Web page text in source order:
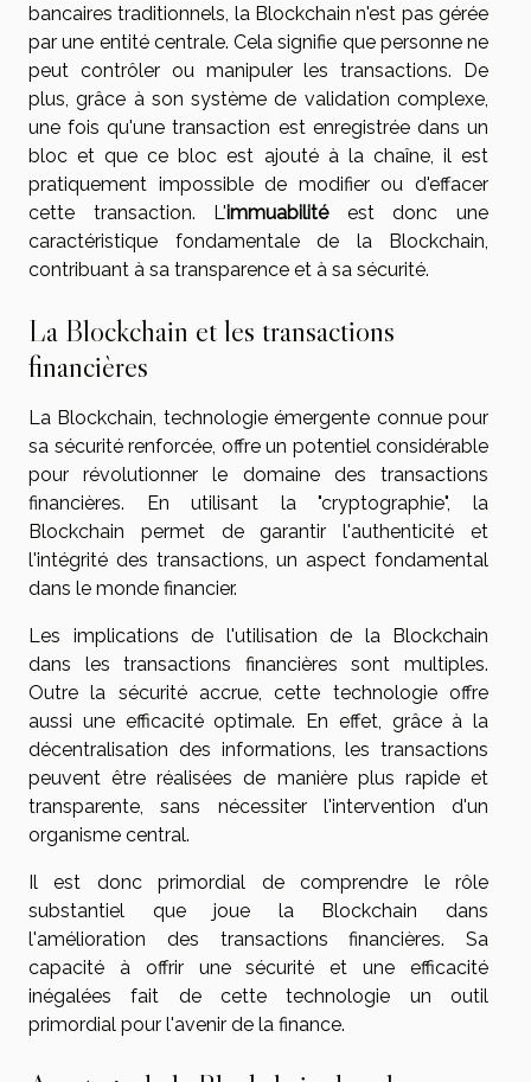
bancaires traditionnels, la Blockchain n'est pas gérée
par une entité centrale. Cela signifie que personne ne
peut contrôler ou manipuler les transactions. De
plus, grâce à son système de validation complexe,
une fois qu'une transaction est enregistrée dans un
bloc et que ce bloc est ajouté à la chaîne, il est
pratiquement impossible de modifier ou d'effacer
cette transaction. L'immuabilitéest donc une
caractéristique fondamentale de la Blockchain,
contribuant à sa transparence et à sa sécurité.
La Blockchain et les transactions
financières
La Blockchain, technologie émergente connue pour
sa sécurité renforcée, offre un potentiel considérable
pour révolutionner le domaine des transactions
financières. En utilisant la "cryptographie", la
Blockchain permet de garantir l'authenticité et
l'intégrité des transactions, un aspect fondamental
dans le monde financier.
Les implications de l'utilisation de la Blockchain
dans les transactions financières sont multiples.
Outre la sécurité accrue, cette technologie offre
aussi une efficacité optimale. En effet, grâce à la
décentralisation des informations, les transactions
peuvent être réalisées de manière plus rapide et
transparente, sans nécessiter l'intervention d'un
organisme central.
Il est donc primordial de comprendre le rôle
substantiel que joue la Blockchain dans
l'amélioration des transactions financières. Sa
capacité à offrir une sécurité et une efficacité
inégalées fait de cette technologie un outil
primordial pour l'avenir de la finance.